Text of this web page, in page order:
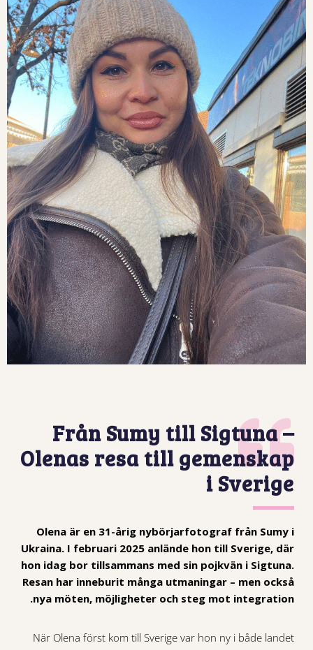
Från Sumy till Sigtuna –
Olenas resa till gemenskap
i Sverige
Olena är en 31-årig nybörjarfotograf från Sumy i
Ukraina. I februari 2025 anlände hon till Sverige, där
hon idag bor tillsammans med sin pojkvän i Sigtuna.
Resan har inneburit många utmaningar – men också
nya möten, möjligheter och steg mot integration.
När Olena först kom till Sverige var hon ny i både landet